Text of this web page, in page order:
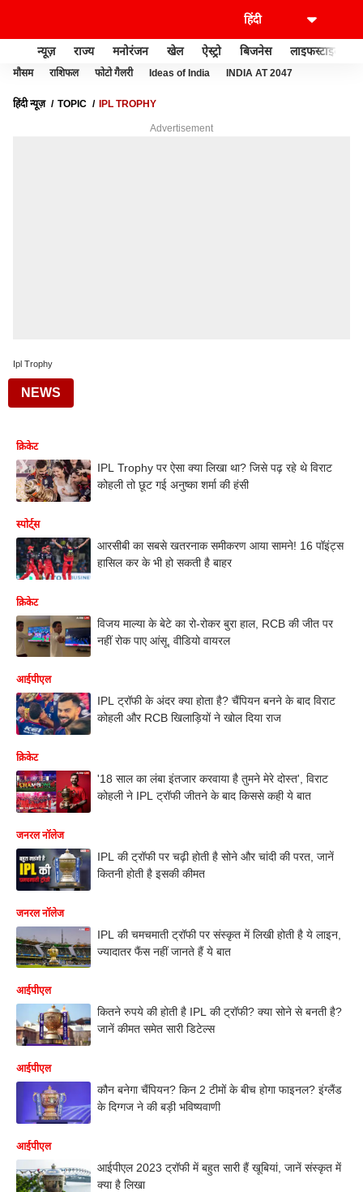
न्यूज़ राज्य मनोरंजन खेल ऐस्ट्रो बिजनेस लाइफस्टाइल
मौसम राशिफल फोटो गैलरी Ideas of India INDIA AT 2047
हिंदी न्यूज़ TOPIC IPL TROPHY
Advertisement
Ipl Trophy
NEWS
क्रिकेट
IPL Trophy पर ऐसा क्या लिखा था? जिसे पढ़ रहे थे विराट
कोहली तो छूट गई अनुष्का शर्मा की हंसी
स्पोर्ट्स
आरसीबी का सबसे खतरनाक समीकरण आया सामने! 16 पॉइंट्स
हासिल कर के भी हो सकती है बाहर
क्रिकेट
विजय माल्या के बेटे का रो-रोकर बुरा हाल, RCB की जीत पर
नहीं रोक पाए आंसू, वीडियो वायरल
आईपीएल
IPL ट्रॉफी के अंदर क्या होता है? चैंपियन बनने के बाद विराट
कोहली और RCB खिलाड़ियों ने खोल दिया राज
क्रिकेट
'18 साल का लंबा इंतजार करवाया है तुमने मेरे दोस्त', विराट
कोहली ने IPL ट्रॉफी जीतने के बाद किससे कही ये बात
जनरल नॉलेज
IPL की ट्रॉफी पर चढ़ी होती है सोने और चांदी की परत, जानें
कितनी होती है इसकी कीमत
जनरल नॉलेज
IPL की चमचमाती ट्रॉफी पर संस्कृत में लिखी होती है ये लाइन,
ज्यादातर फैंस नहीं जानते हैं ये बात
आईपीएल
कितने रुपये की होती है IPL की ट्रॉफी? क्या सोने से बनती है?
जानें कीमत समेत सारी डिटेल्स
आईपीएल
कौन बनेगा चैंपियन? किन 2 टीमों के बीच होगा फाइनल? इंग्लैंड
के दिग्गज ने की बड़ी भविष्यवाणी
आईपीएल
आईपीएल 2023 ट्रॉफी में बहुत सारी हैं खूबियां, जानें संस्कृत में
क्या है लिखा